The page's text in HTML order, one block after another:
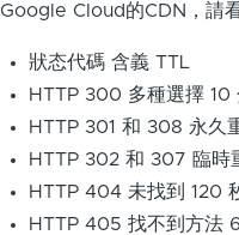
Google Cloud的CDN，請
狀态代碼 含義 TTL
HTTP 300 多種選擇 10
HTTP 301 和 308 永久
HTTP 302 和 307 臨時
HTTP 404 未找到 120
HTTP 405 找不到方法